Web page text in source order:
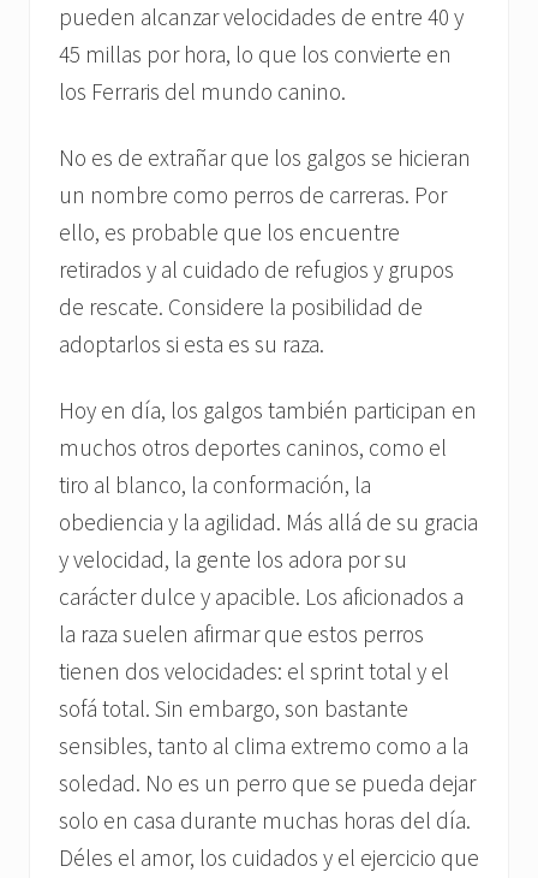
pueden alcanzar velocidades de entre 40 y
45 millas por hora, lo que los convierte en
los Ferraris del mundo canino.
No es de extrañar que los galgos se hicieran
un nombre como perros de carreras. Por
ello, es probable que los encuentre
retirados y al cuidado de refugios y grupos
de rescate. Considere la posibilidad de
adoptarlos si esta es su raza.
Hoy en día, los galgos también participan en
muchos otros deportes caninos, como el
tiro al blanco, la conformación, la
obediencia y la agilidad. Más allá de su gracia
y velocidad, la gente los adora por su
carácter dulce y apacible. Los aficionados a
la raza suelen afirmar que estos perros
tienen dos velocidades: el sprint total y el
sofá total. Sin embargo, son bastante
sensibles, tanto al clima extremo como a la
soledad. No es un perro que se pueda dejar
solo en casa durante muchas horas del día.
Déles el amor, los cuidados y el ejercicio que